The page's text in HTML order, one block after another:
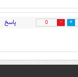
0 پاسخ